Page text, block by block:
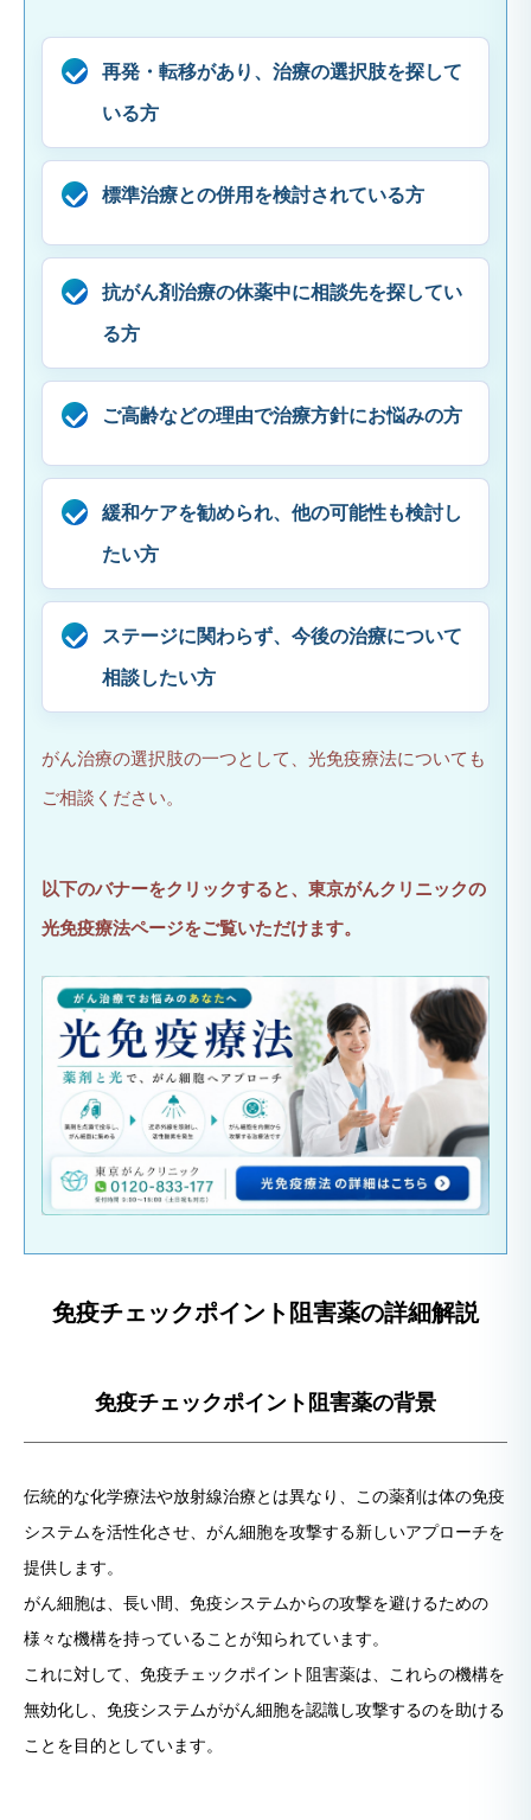
再発・転移があり、治療の選択肢を探して
いる方
標準治療との併用を検討されている方
抗がん剤治療の休薬中に相談先を探してい
る方
ご高齢などの理由で治療方針にお悩みの方
緩和ケアを勧められ、他の可能性も検討し
たい方
ステージに関わらず、今後の治療について
相談したい方
がん治療の選択肢の一つとして、光免疫療法についても
ご相談ください。
以下のバナーをクリックすると、東京がんクリニックの
光免疫療法ページをご覧いただけます。
免疫チェックポイント阻害薬の詳細解説
免疫チェックポイント阻害薬の背景
伝統的な化学療法や放射線治療とは異なり、この薬剤は体の免疫
システムを活性化させ、がん細胞を攻撃する新しいアプローチを
提供します。
がん細胞は、長い間、免疫システムからの攻撃を避けるための
様々な機構を持っていることが知られています。
これに対して、免疫チェックポイント阻害薬は、これらの機構を
無効化し、免疫システムががん細胞を認識し攻撃するのを助ける
ことを目的としています。